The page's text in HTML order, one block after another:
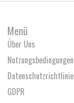
Menü
Über Uns
Nutzungsbedingungen
Datenschutzrichtlinie
GDPR